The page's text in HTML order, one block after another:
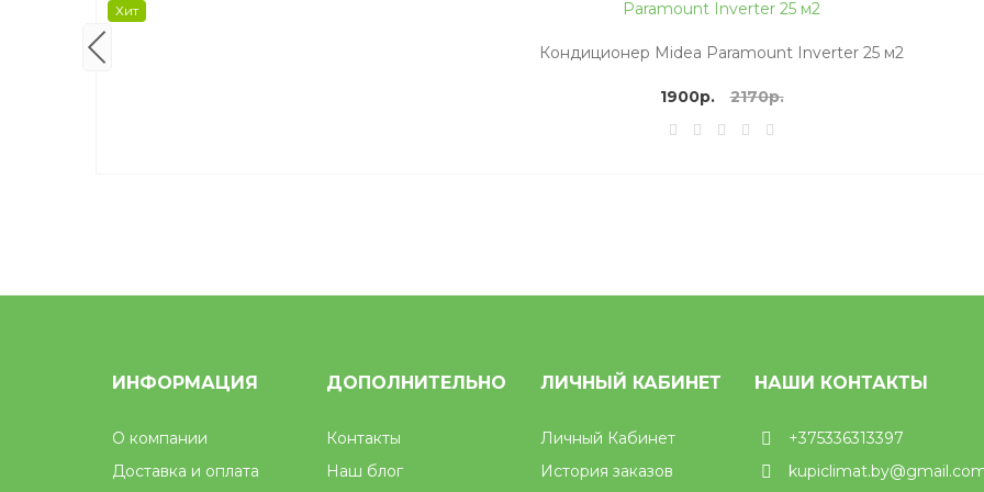
Хит
Кондиционер Midea Paramount Inverter 25 м2
1900р. 2170р.
ИНФОРМАЦИЯ
О компании
Доставка и оплата
ДОПОЛНИТЕЛЬНО
Контакты
Наш блог
ЛИЧНЫЙ КАБИНЕТ
Личный Кабинет
История заказов
НАШИ КОНТАКТЫ
+375336313397